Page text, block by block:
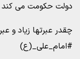
دولت حکومت می کند
چقدر عبرتها زیاد و
#امام_علی_(ع)